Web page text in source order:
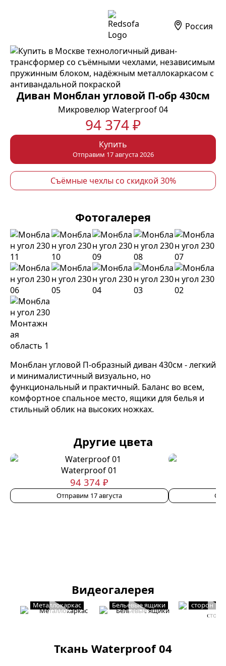
Россия
Диван Монблан угловой П-обр 430см
Микровелюр Waterproof 04
94 374 ₽
Купить
Отправим 17 августа 2026
Съёмные чехлы со скидкой 30%
Фотогалерея
Монблан угловой П-образный диван 430см - легкий
и минималистичный визуально, но
функциональный и практичный. Баланс во всем,
комфортное спальное место, ящики для белья и
стильный облик на высоких ножках.
Другие цвета
Waterproof 01
94 374 ₽
Отправим 17 августа
Видеогалерея
Металлокаркас Бельевые ящики
сторон
Ткань Waterproof 04